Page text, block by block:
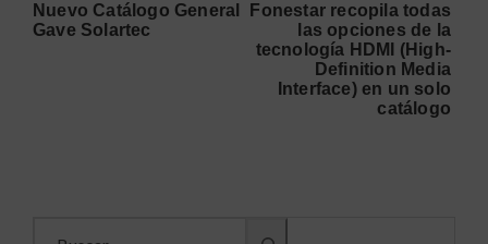
Nuevo Catálogo General
Gave Solartec
Fonestar recopila todas
las opciones de la
tecnología HDMI (High-
Definition Media
Interface) en un solo
catálogo